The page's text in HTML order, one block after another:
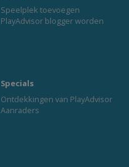
Speelplek toevoegen
PlayAdvisor blogger worden
Specials
Ontdekkingen van PlayAdvisor
Aanraders